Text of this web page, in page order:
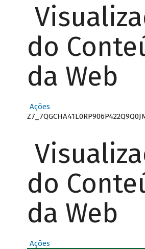
do
da Web
Ações
do
da Web
Ações